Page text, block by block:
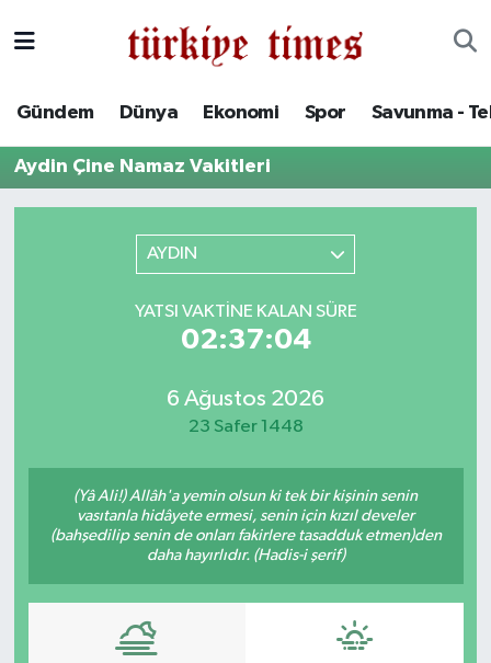
Gündem Dünya Ekonomi Spor Savunma -
Aydin Çine Namaz Vakitleri
AYDIN
YATSI VAKTINE KALAN SÜRE
02:37:04
6 Ağustos 2026
23 Safer 1448
(Yâ Ali!) Allâh'a yemin olsun ki tek bir kişinin senin
vasıtanla hidâyete ermesi, senin için kızıl develer
(bahşedilip senin de onları fakirlere tasadduk etmen)den
daha hayırlıdır. (Hadis-i şerif)
Ekonomi
Savunma - Teknoloji
Süper Lig Puan Durumu ve Fikstür
Tüm Manşetler
Son Dakika Haberleri